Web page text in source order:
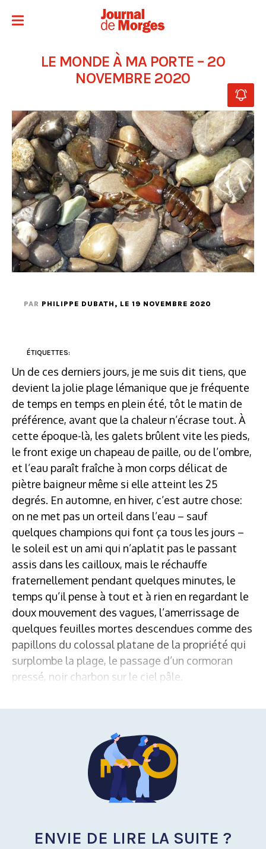
LE MONDE À MA PORTE – 20
NOVEMBRE 2020
PAR PHILIPPE DUBATH , LE 19 NOVEMBRE 2020
ÉTIQUETTES:
Un de ces derniers jours, je me suis dit tiens, que
devient la jolie plage lémanique que je fréquente
de temps en temps en plein été, tôt le matin de
préférence, avant que la chaleur n’écrase tout. À
cette époque-là, les galets brûlent vite les pieds,
le front exige un chapeau de paille, ou de l’ombre,
et l’eau paraît fraîche à mon corps délicat de
piètre baigneur même si elle atteint les 25
degrés. En automne, en hiver, c’est autre chose:
on ne met pas un orteil dans l’eau – sauf
quelques champions qui font ça tous les jours –
le soleil est un ami qui n’aplatit pas le passant
assis dans les cailloux, mais le réchauffe
fraternellement pendant quelques minutes, le
temps qu’il pense à tout et à rien en regardant le
doux mouvement des vagues, l’amerrissage de
quelques feuilles mortes descendues comme des
papillons du colossal platane de la propriété qui
surplombe la plage, le passage d’un cormoran
pressé, noir charbon sur le ciel pâle.
ENVIE DE LIRE LA SUITE ?